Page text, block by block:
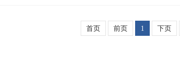
首页 前页 1 下页